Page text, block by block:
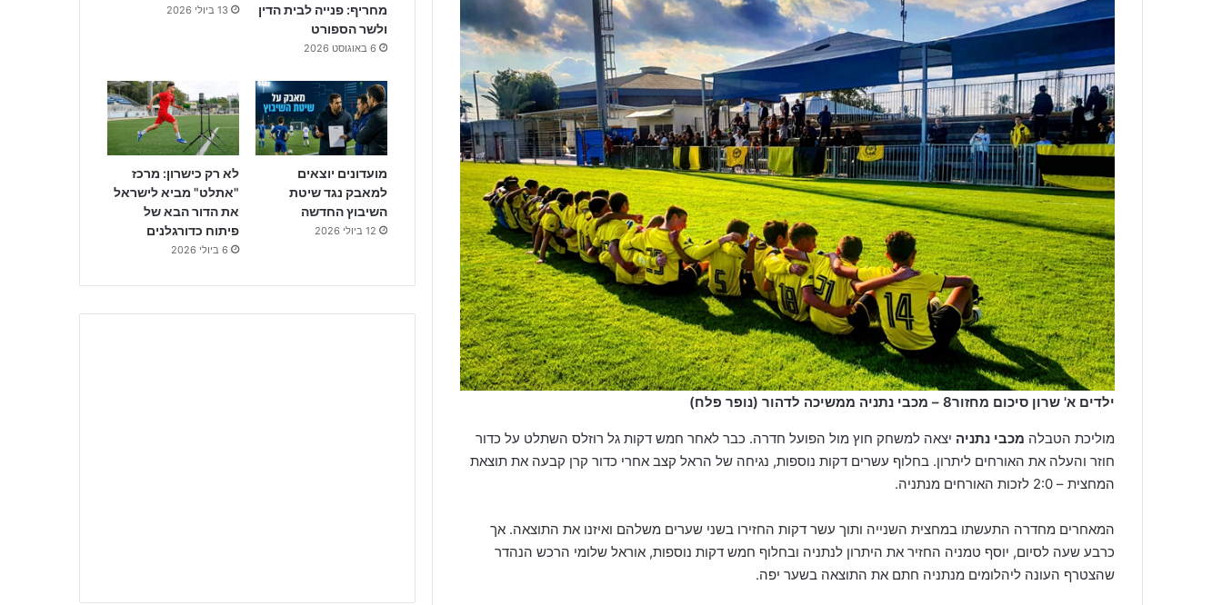
ילדים א' שרון סיכום מחזור8 – מכבי נתניה ממשיכה לדהור (נופר פלח)
מוליכת הטבלה מכבי נתניה יצאה למשחק חוץ מול הפועל חדרה. כבר לאחר חמש דקות גל רוזלס השתלט על כדור
חוזר והעלה את האורחים ליתרון. בחלוף עשרים דקות נוספות, נגיחה של הראל קצב אחרי כדור קרן קבעה את תוצאת
המחצית – 2:0 לזכות האורחים מנתניה.
המאחרים מחדרה התעשתו במחצית השנייה ותוך עשר דקות החזירו בשני שערים משלהם ואיזנו את התוצאה. אך
כרבע שעה לסיום, יוסף טמניה החזיר את היתרון לנתניה ובחלוף חמש דקות נוספות, אוראל שלומי הרכש הנהדר
שהצטרף העונה ליהלומים מנתניה חתם את התוצאה בשער יפה.
מחריף: פנייה לבית הדין
ולשר הספורט
6 באוגוסט 2026
13 ביולי 2026
מועדונים יוצאים
למאבק נגד שיטת
השיבוץ החדשה
12 ביולי 2026
לא רק כישרון: מרכז
"אתלט" מביא לישראל
את הדור הבא של
פיתוח כדורגלנים
6 ביולי 2026